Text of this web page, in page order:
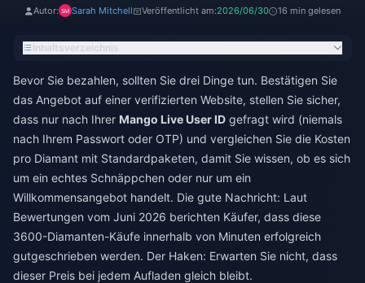
Autor: Sarah Mitchell Veröffentlicht am:2026/06/30 16 min gelesen
Inhaltsverzeichnis
Bevor Sie bezahlen, sollten Sie drei Dinge tun. Bestätigen Sie
das Angebot auf einer verifizierten Website, stellen Sie sicher,
dass nur nach Ihrer Mango Live User ID gefragt wird (niemals
nach Ihrem Passwort oder OTP) und vergleichen Sie die Kosten
pro Diamant mit Standardpaketen, damit Sie wissen, ob es sich
um ein echtes Schnäppchen oder nur um ein
Willkommensangebot handelt. Die gute Nachricht: Laut
Bewertungen vom Juni 2026 berichten Käufer, dass diese
3600-Diamanten-Käufe innerhalb von Minuten erfolgreich
gutgeschrieben werden. Der Haken: Erwarten Sie nicht, dass
dieser Preis bei jedem Aufladen gleich bleibt.